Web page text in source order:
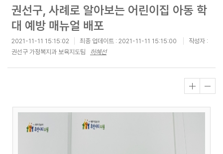
권선구, 사례로 알아보는 어린이집 아동 학
대 예방 매뉴얼 배포
2021-11-11 15:15:02 최종 업데이트 : 2021-11-11 15:15:00
작성자 :
권선구 가정복지과 보육지도팀
허혜선